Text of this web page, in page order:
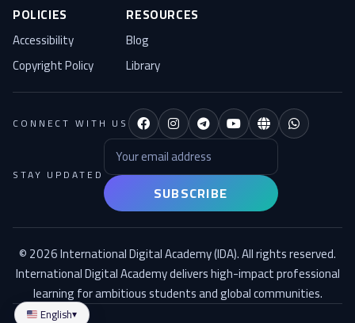
English▾
POLICIES
Accessibility
Copyright Policy
RESOURCES
Blog
Library
CONNECT WITH US
STAY UPDATED
Email address
SUBSCRIBE
© 2026 International Digital Academy (IDA). All rights reserved.
International Digital Academy delivers high-impact professional
learning for ambitious students and global communities.